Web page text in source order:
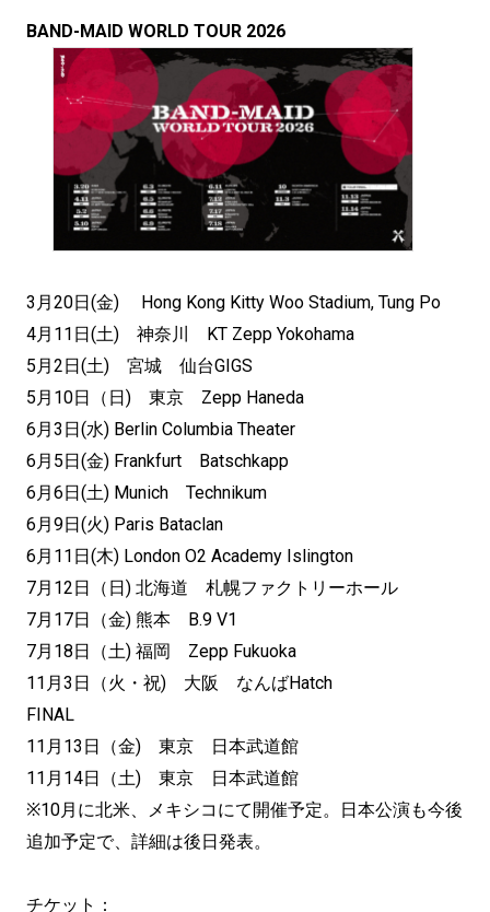
BAND-MAID WORLD TOUR 2026
3月20日(金) Hong Kong Kitty Woo Stadium, Tung Po
4月11日(土) 神奈川 KT Zepp Yokohama
5月2日(土) 宮城 仙台GIGS
5月10日（日) 東京 Zepp Haneda
6月3日(水) Berlin Columbia Theater
6月5日(金) Frankfurt Batschkapp
6月6日(土) Munich Technikum
6月9日(火) Paris Bataclan
6月11日(木) London O2 Academy Islington
7月12日（日) 北海道 札幌ファクトリーホール
7月17日（金) 熊本 B.9 V1
7月18日（土) 福岡 Zepp Fukuoka
11月3日（火・祝) 大阪 なんばHatch
FINAL
11月13日（金) 東京 日本武道館
11月14日（土) 東京 日本武道館
※10月に北米、メキシコにて開催予定。日本公演も今後
追加予定で、詳細は後日発表。
チケット：